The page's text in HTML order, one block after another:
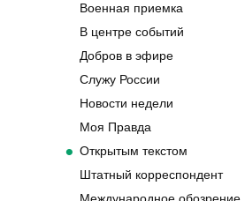
Военная приемка
В центре событий
Добров в эфире
Служу России
Новости недели
Моя Правда
Открытым текстом
Штатный корреспондент